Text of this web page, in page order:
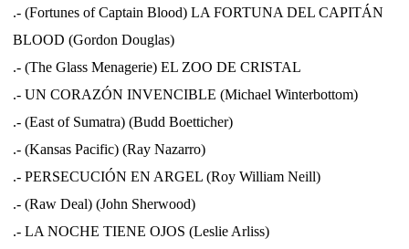
.- (Fortunes of Captain Blood) LA FORTUNA DEL CAPITÁN
BLOOD (Gordon Douglas)
.- (The Glass Menagerie) EL ZOO DE CRISTAL
.- UN CORAZÓN INVENCIBLE (Michael Winterbottom)
.- (East of Sumatra) (Budd Boetticher)
.- (Kansas Pacific) (Ray Nazarro)
.- PERSECUCIÓN EN ARGEL (Roy William Neill)
.- (Raw Deal) (John Sherwood)
.- LA NOCHE TIENE OJOS (Leslie Arliss)